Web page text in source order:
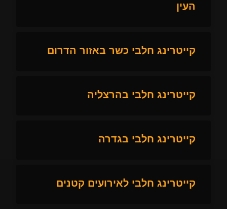
העין
קייטרינג חלבי כשר באזור הדרום
קייטרינג חלבי בהרצליה
קייטרינג חלבי בגדרה
קייטרינג חלבי לאירועים קטנים